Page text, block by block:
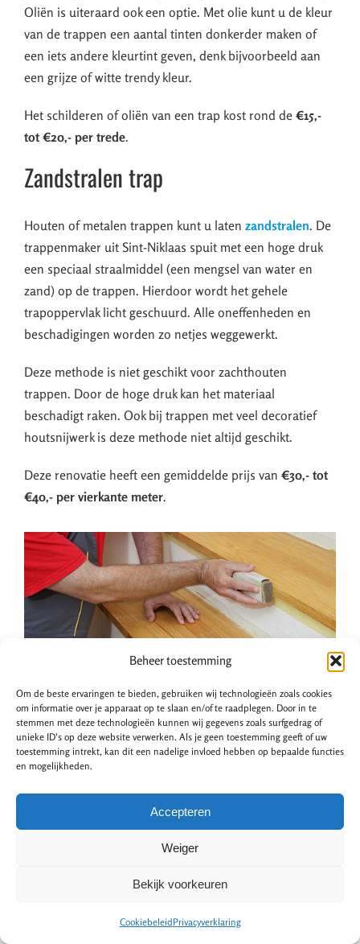
Beheer toestemming
Om de beste ervaringen te bieden, gebruiken wij technologieën zoals cookies
om informatie over je apparaat op te slaan en/of te raadplegen. Door in te
stemmen met deze technologieën kunnen wij gegevens zoals surfgedrag of
unieke ID's op deze website verwerken. Als je geen toestemming geeft of uw
toestemming intrekt, kan dit een nadelige invloed hebben op bepaalde functies
en mogelijkheden.
Accepteren
Weiger
Bekijk voorkeuren
CookiebeleidPrivacyverklaring
Oliën is uiteraard ook een optie. Met olie kunt u de kleur
van de trappen een aantal tinten donkerder maken of
een iets andere kleurtint geven, denk bijvoorbeeld aan
een grijze of witte trendy kleur.
Het schilderen of oliën van een trap kost rond de €15,-
tot €20,- per trede.
Zandstralen trap
Houten of metalen trappen kunt u laten zandstralen. De
trappenmaker uit Sint-Niklaas spuit met een hoge druk
een speciaal straalmiddel (een mengsel van water en
zand) op de trappen. Hierdoor wordt het gehele
trapoppervlak licht geschuurd. Alle oneffenheden en
beschadigingen worden zo netjes weggewerkt.
Deze methode is niet geschikt voor zachthouten
trappen. Door de hoge druk kan het materiaal
beschadigt raken. Ook bij trappen met veel decoratief
houtsnijwerk is deze methode niet altijd geschikt.
Deze renovatie heeft een gemiddelde prijs van €30,- tot
€40,- per vierkante meter.
Wat zijn de kosten van een
traprenovatie?
De kosten van een traprenovatie zijn afhankelijk van een
voor renoveren en de arbeidskosten. Trapbekleding van
laminaat is een budgetvriendelijke keuze. Open trappen
€1.400,-